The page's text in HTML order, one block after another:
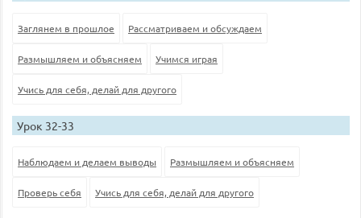
Заглянем в прошлое Рассматриваем и обсуждаем
Размышляем и объясняем Учимся играя
Учись для себя, делай для другого
Урок 32-33
Наблюдаем и делаем выводы Размышляем и объясняем
Проверь себя Учись для себя, делай для другого